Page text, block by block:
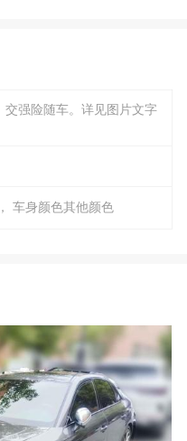
强险随车。详见图片文字
车身颜色其他颜色